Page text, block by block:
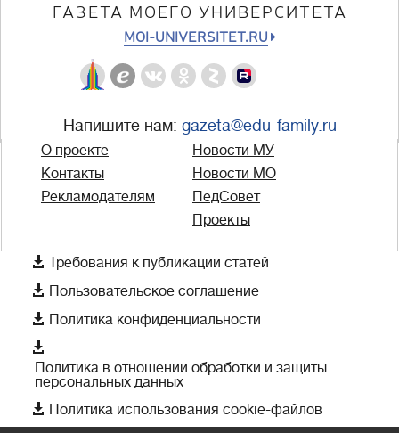
ГАЗЕТА МОЕГО УНИВЕРСИТЕТА
MOI-UNIVERSITET.RU
Напишите нам: gazeta@edu-family.ru
О проекте
Контакты
Рекламодателям
Новости МУ
Новости МО
ПедСовет
Проекты
 Требования к публикации статей
 Пользовательское соглашение
 Политика конфиденциальности

Политика в отношении обработки и защиты
персональных данных
 Политика использования cookie-файлов